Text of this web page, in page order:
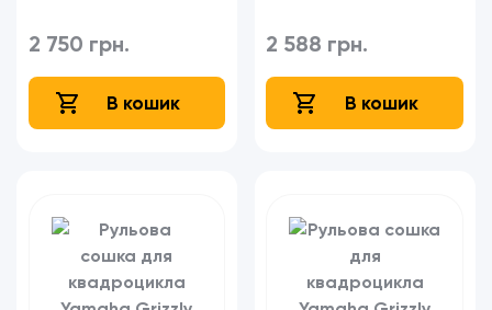
2 750 грн.
В кошик
2 588 грн.
В кошик